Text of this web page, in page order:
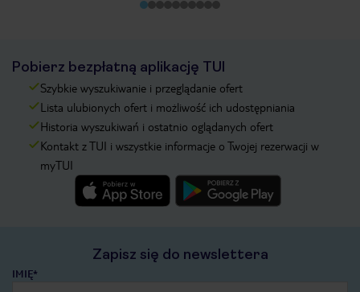
Pobierz bezpłatną aplikację TUI
Szybkie wyszukiwanie i przeglądanie ofert
Lista ulubionych ofert i możliwość ich udostępniania
Historia wyszukiwań i ostatnio oglądanych ofert
Kontakt z TUI i wszystkie informacje o Twojej rezerwacji w
myTUI
Zapisz się do newslettera
IMIĘ*